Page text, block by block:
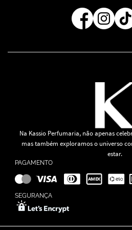
Regra de Frete Grátis
Na Kassio Perfumaria, não apenas
mas também exploramos o universo
estar.
PAGAMENTO
SEGURANÇA